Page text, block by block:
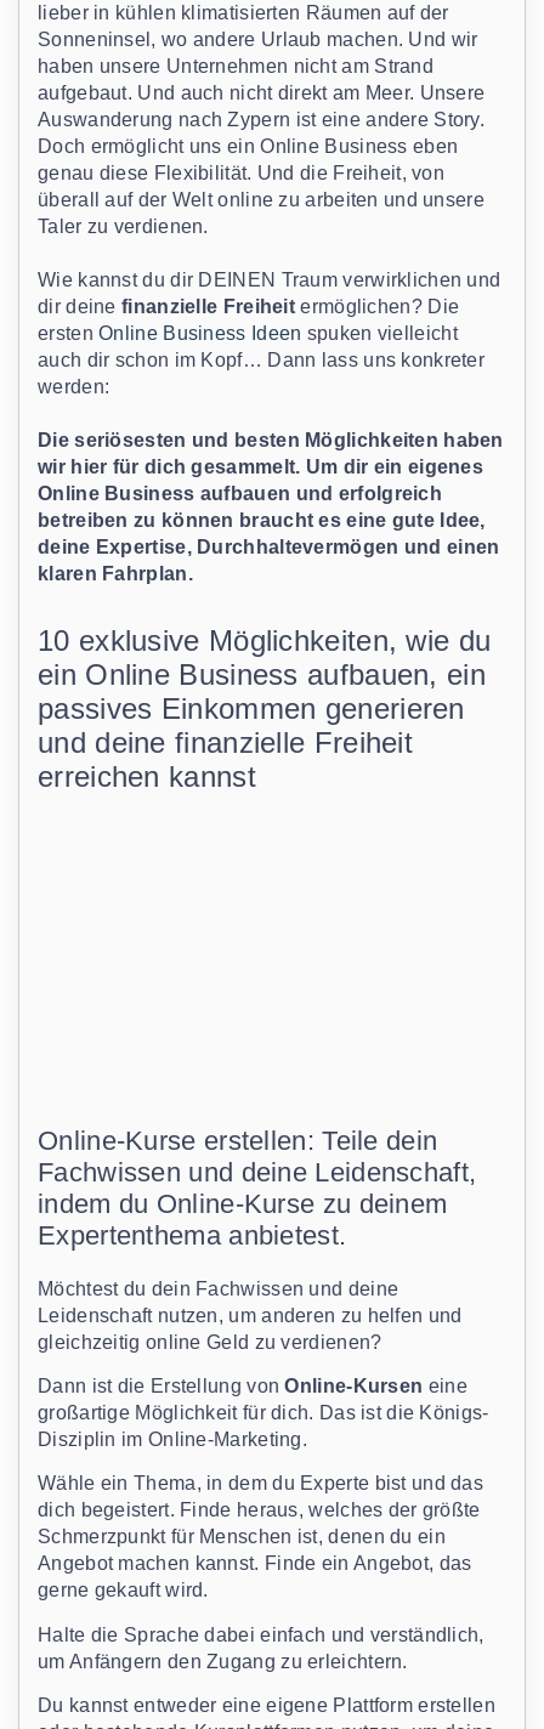
lieber in kühlen klimatisierten Räumen auf der
Sonneninsel, wo andere Urlaub machen. Und wir
haben unsere Unternehmen nicht am Strand
aufgebaut. Und auch nicht direkt am Meer. Unsere
Auswanderung nach Zypern ist eine andere Story.
Doch ermöglicht uns ein Online Business eben
genau diese Flexibilität. Und die Freiheit, von
überall auf der Welt online zu arbeiten und unsere
Taler zu verdienen.
Wie kannst du dir DEINEN Traum verwirklichen und
dir deine finanzielle Freiheit ermöglichen? Die
erstenOnline Business Ideen spuken vielleicht
auch dir schon im Kopf… Dann lass uns konkreter
werden:
Die seriösesten und besten Möglichkeiten haben
wir hier für dich gesammelt. Um dir ein eigenes
Online Business aufbauen und erfolgreich
betreiben zu können braucht es eine gute Idee,
deine Expertise, Durchhaltevermögen und einen
klaren Fahrplan.
10 exklusive Möglichkeiten, wie du
ein Online Business aufbauen, ein
passives Einkommen generieren
und deine finanzielle Freiheit
erreichen kannst
Online-Kurse erstellen: Teile dein
Fachwissen und deine Leidenschaft,
indem du Online-Kurse zu deinem
Expertenthema anbietest.
Möchtest du dein Fachwissen und deine
Leidenschaft nutzen, um anderen zu helfen und
gleichzeitig online Geld zu verdienen?
Dann ist die Erstellung vonOnline-Kursen eine
großartige Möglichkeit für dich. Das ist die Königs-
Disziplin im Online-Marketing.
Wähle ein Thema, in dem du Experte bist und das
dich begeistert. Finde heraus, welches der größte
Schmerzpunkt für Menschen ist, denen du ein
Angebot machen kannst. Finde ein Angebot, das
gerne gekauft wird.
Halte die Sprache dabei einfach und verständlich,
um Anfängern den Zugang zu erleichtern.
Du kannst entweder eine eigene Plattform erstellen